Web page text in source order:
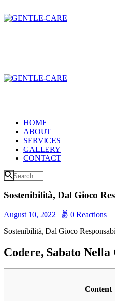
HOME
ABOUT
SERVICES
GALLERY
CONTACT
Sostenibilità, Dal Gioco
August 10, 2022 0 Reactions
Sostenibilità, Dal Gioco
Codere, Sabato
Content